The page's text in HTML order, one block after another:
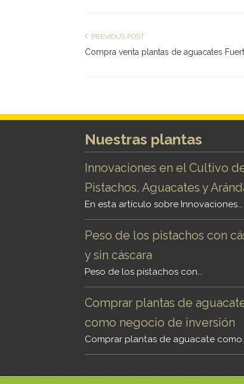
PREVIOUS POST
Compra venta plantas de aguacates
Nuestras plantas
Innovaciones en el Cultivo
Pistachos, Aguacates y
En esta artículo sobre Innovaciones...
Peso de los pistachos con
y sin cáscara
Peso de los pistachos con...
Comprar plantas de
como negocio de inversión
Comprar plantas de aguacate como...